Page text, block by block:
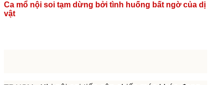
Ca mổ nội soi tạm dừng bởi tình huống bất ngờ của dị
vật